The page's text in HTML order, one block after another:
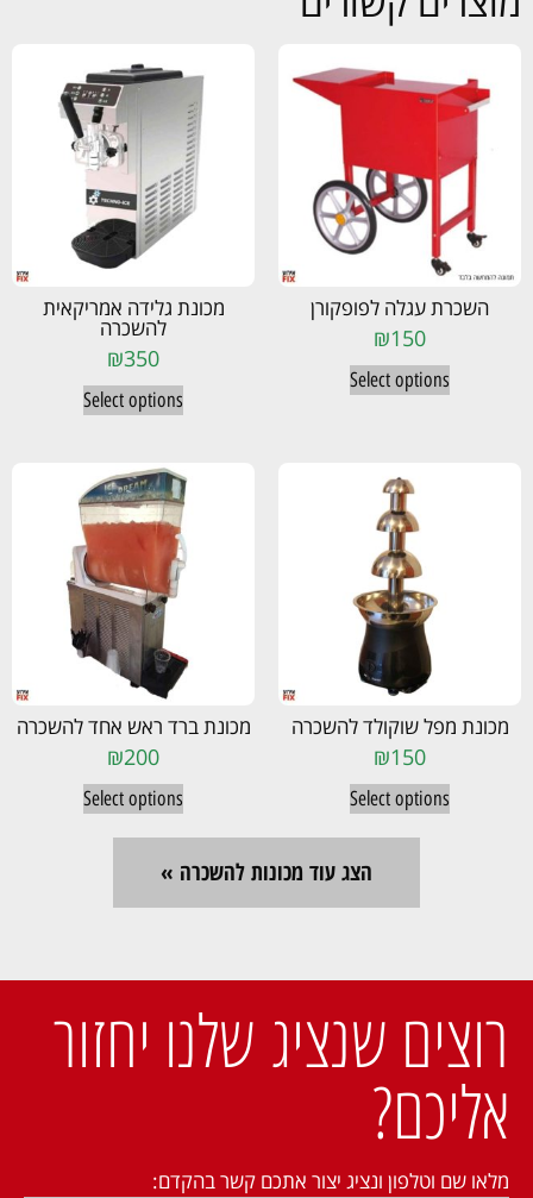
השכרת עגלה לפופקורן
₪150
Select options
מכונת גלידה אמריקאית
להשכרה
₪350
Select options
מכונת מפל שוקולד להשכרה
₪150
Select options
מכונת ברד ראש אחד להשכרה
₪200
Select options
הצג עוד מכונות להשכרה »
רוצים שנציג שלנו יחזור
אליכם?
מלאו שם וטלפון ונציג יצור אתכם קשר בהקדם: